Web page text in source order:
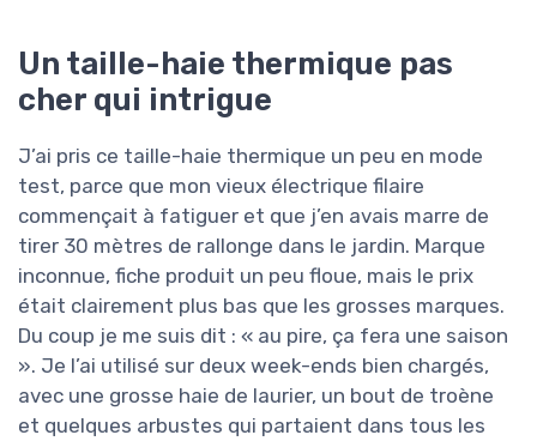
Un taille-haie thermique pas
cher qui intrigue
J’ai pris ce taille-haie thermique un peu en mode
test, parce que mon vieux électrique filaire
commençait à fatiguer et que j’en avais marre de
tirer 30 mètres de rallonge dans le jardin. Marque
inconnue, fiche produit un peu floue, mais le prix
était clairement plus bas que les grosses marques.
Du coup je me suis dit : « au pire, ça fera une saison
». Je l’ai utilisé sur deux week-ends bien chargés,
avec une grosse haie de laurier, un bout de troène
et quelques arbustes qui partaient dans tous les